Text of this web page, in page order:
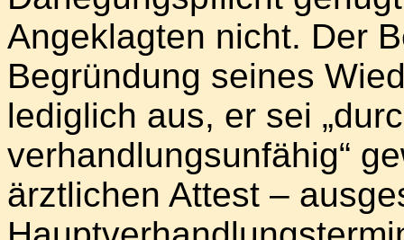
Angeklagten nicht. Der
Begründung seines
lediglich aus, er sei
verhandlungsunfähig“
ärztlichen Attest –